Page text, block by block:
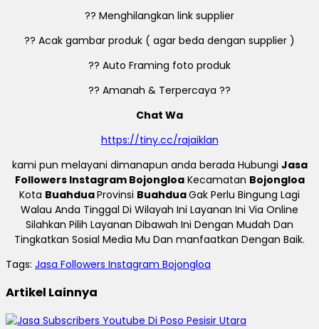
?? Menghilangkan link supplier
?? Acak gambar produk ( agar beda dengan supplier )
?? Auto Framing foto produk
?? Amanah & Terpercaya ??
Chat Wa
https://tiny.cc/rajaiklan
kami pun melayani dimanapun anda berada Hubungi Jasa
Followers Instagram BojongloaKecamatan Bojongloa
Kota BuahduaProvinsi BuahduaGak Perlu Bingung Lagi
Walau Anda Tinggal Di Wilayah Ini Layanan Ini Via Online
Silahkan Pilih Layanan Dibawah Ini Dengan Mudah Dan
Tingkatkan Sosial Media Mu Dan manfaatkan Dengan Baik.
Tags: Jasa Followers Instagram Bojongloa
Artikel Lainnya